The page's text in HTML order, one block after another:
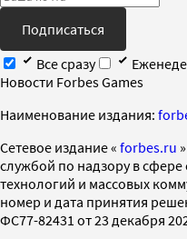
Подписаться
Все сразу
Новости Forbes Games
Наименование издания:
Cетевое издание « forbes.ru
службой по надзору в
технологий и массовых
номер и дата принятия
ФС77-82431 от 23 декабря